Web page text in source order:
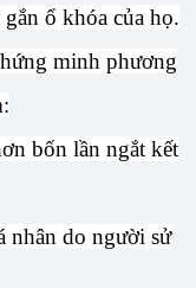
ổ khóa của họ.
minh phương
bốn lần ngắt kết
nhân do người sử